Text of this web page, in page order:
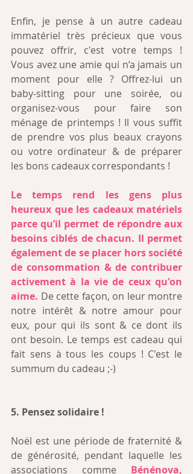
Enfin, je pense à un autre cadeau
immatériel très précieux que vous
pouvez offrir, c'est votre temps !
Vous avez une amie qui n’a jamais un
moment pour elle ? Offrez-lui un
baby-sitting pour une soirée, ou
organisez-vous pour faire son
ménage de printemps ! Il vous suffit
de prendre vos plus beaux crayons
ou votre ordinateur & de préparer
les bons cadeaux correspondants !
Le temps rend les gens plus
heureux que les cadeaux matériels
parce qu’il permet de répondre aux
besoins ciblés de chacun. Il permet
également de se placer hors société
de consommation & de contribuer
activement à la vie de ceux qu'on
aime. De cette façon, on leur montre
notre intérêt & notre amour pour
eux, pour qui ils sont & ce dont ils
ont besoin. Le temps est cadeau qui
fait sens à tous les coups ! C'est le
summum du cadeau ;-)
5. Pensez solidaire !
Noël est une période de fraternité &
de générosité, pendant laquelle les
associations comme Bénénova